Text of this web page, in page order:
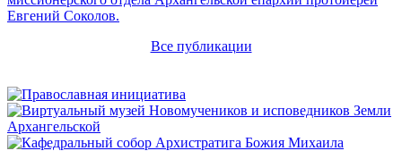
Евгений Соколов.
Все публикации